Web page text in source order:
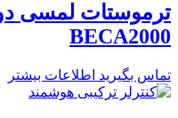
ترموستات لمسی
BECA2000
تماس بگیرید اطلاعات بیشتر